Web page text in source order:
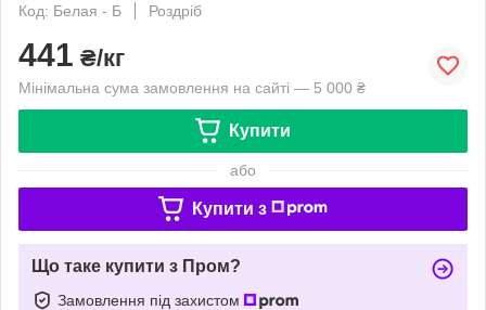
Код: Белая - Б
Роздріб
441 ₴/кг
Мінімальна сума замовлення на сайті — 5 000 ₴
Купити
або
Купити з
Що таке купити з Пром?
Замовлення під захистом